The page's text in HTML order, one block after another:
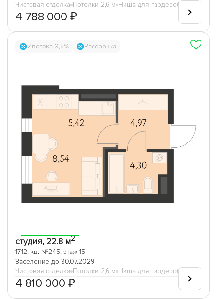
Чистовая отделка Потолки 2,6 м Ниша для гардеробной
4 788 000 ₽
Ипотека 3,5% Рассрочка
студия, 22.8 м2
17.12, кв. №245, этаж 15
Заселение до 30.07.2029
Чистовая отделка Потолки 2,6 м Ниша для гардеробной
4 810 000 ₽